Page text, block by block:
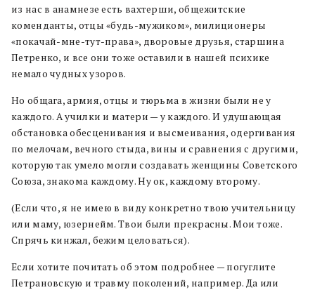
из нас в анамнезе есть вахтерши, общежитские
коменданты, отцы «будь-мужиком», милиционеры
«покачай-мне-тут-права», дворовые друзья, старшина
Петренко, и все они тоже оставили в нашей психике
немало чудных узоров.
Но общага, армия, отцы и тюрьма в жизни были не у
каждого. А училки и матери — у каждого. И удушающая
обстановка обесценивания и высмеивания, одергивания
по мелочам, вечного стыда, вины и сравнения с другими,
которую так умело могли создавать женщины Советского
Союза, знакома каждому. Ну ок, каждому второму.
(Если что, я не имею в виду конкретно твою учительницу
или маму, юзернейм. Твои были прекрасны. Мои тоже.
Спрячь кинжал, бежим целоваться).
Если хотите почитать об этом подробнее — погуглите
Петрановскую и травму поколений, например. Да или